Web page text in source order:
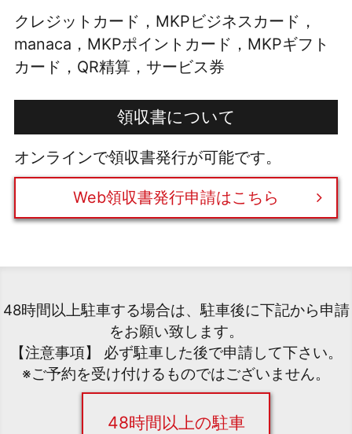
クレジットカード，MKPビジネスカード，
manaca，MKPポイントカード，MKPギフト
カード，QR精算，サービス券
領収書について
オンラインで領収書発行が可能です。
Web領収書発行申請はこちら
48時間以上駐車する場合は、駐車後に下記から申請
をお願い致します。
【注意事項】 必ず駐車した後で申請して下さい。
※ご予約を受け付けるものではございません。
48時間以上の駐車